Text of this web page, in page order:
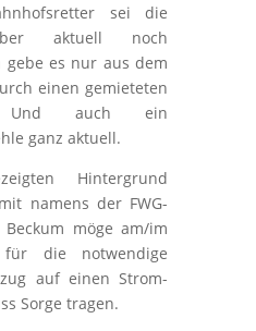
sei die
aktuell noch
gebe es nur aus dem
einen gemieteten
Und auch ein
ganz aktuell.
Hintergrund
namens der FWG-
möge am/im
für die notwendige
auf einen Strom-
Sorge tragen.